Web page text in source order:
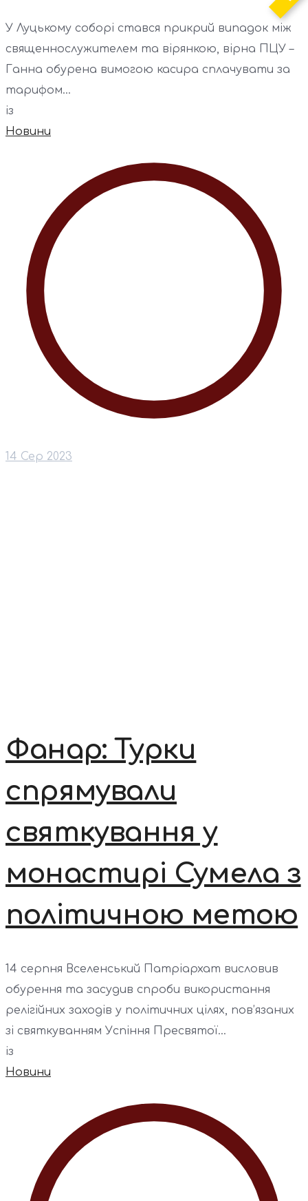
У Луцькому соборі стався прикрий випадок між
священнослужителем та вірянкою, вірна ПЦУ –
Ганна обурена вимогою касира сплачувати за
тарифом...
із
Новини
14 Сер 2023
Фанар: Турки
спрямували
святкування у
монастирі Сумела з
політичною метою
14 серпня Вселенський Патріархат висловив
обурення та засудив спроби використання
релігійних заходів у політичних цілях, пов’язаних
зі святкуванням Успіння Пресвятої...
із
Новини